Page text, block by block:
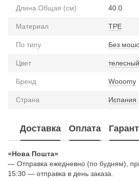
Длина Общая (см) 40.0
Материал TPE
По типу Без
Цвет телесный
Бренд Wooomy
Страна Испания
Доставка Оплата
«Нова Пошта»
— Отправка ежедневно (по будням),
15:30 — отправка в день заказа.